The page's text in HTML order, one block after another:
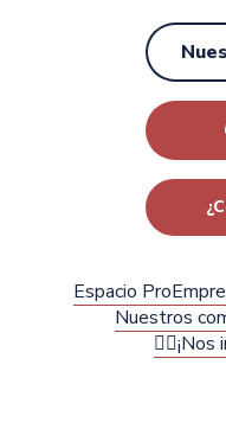
Espacio Pro
Nuestros